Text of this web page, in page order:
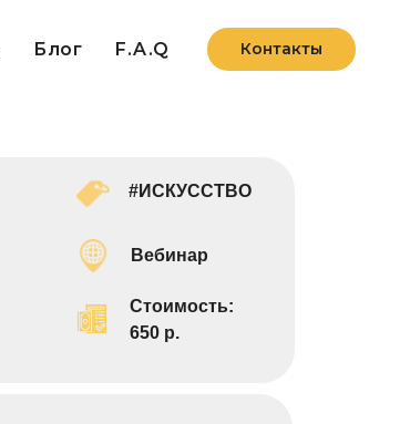
Блог F.A.Q Контакты
#ИСКУССТВО
Вебинар
Стоимость:
650 р.